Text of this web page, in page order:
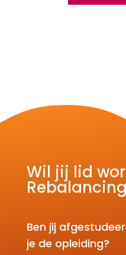
Wil jij lid
Ben jij
je de opleiding?